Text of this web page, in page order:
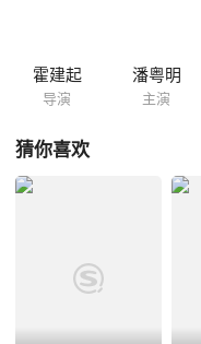
霍建起
导演
潘粤明
主演
猜你喜欢